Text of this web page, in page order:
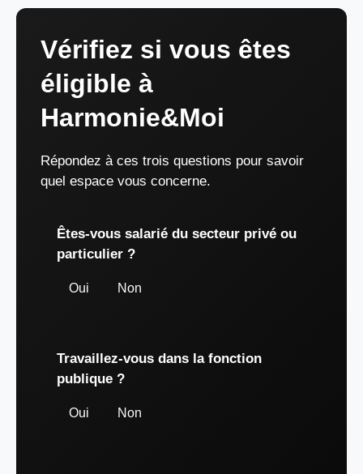
Vérifiez si vous êtes
éligible à
Harmonie&Moi
Répondez à ces trois questions pour savoir
quel espace vous concerne.
Êtes-vous salarié du secteur privé ou
particulier ?
Oui Non
Travaillez-vous dans la fonction
publique ?
Oui Non